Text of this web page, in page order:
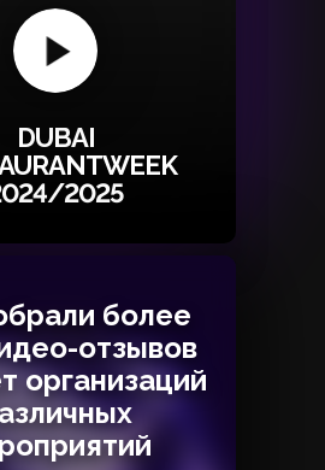
DUBAI
2025
более
отзывов
организаций
более
отзывов
организаций